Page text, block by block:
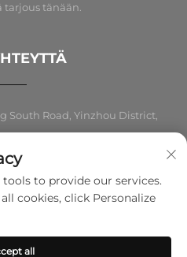
tänään.
South Road, Yinzhou District,
to provide our services.
cookies, click Personalize
all